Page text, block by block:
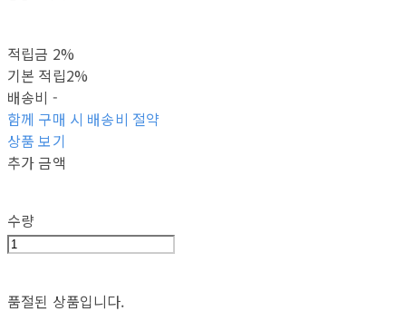
적립금 2%
기본 적립2%
배송비 -
함께 구매 시 배송비 절약
상품 보기
추가 금액
수량
품절된 상품입니다.